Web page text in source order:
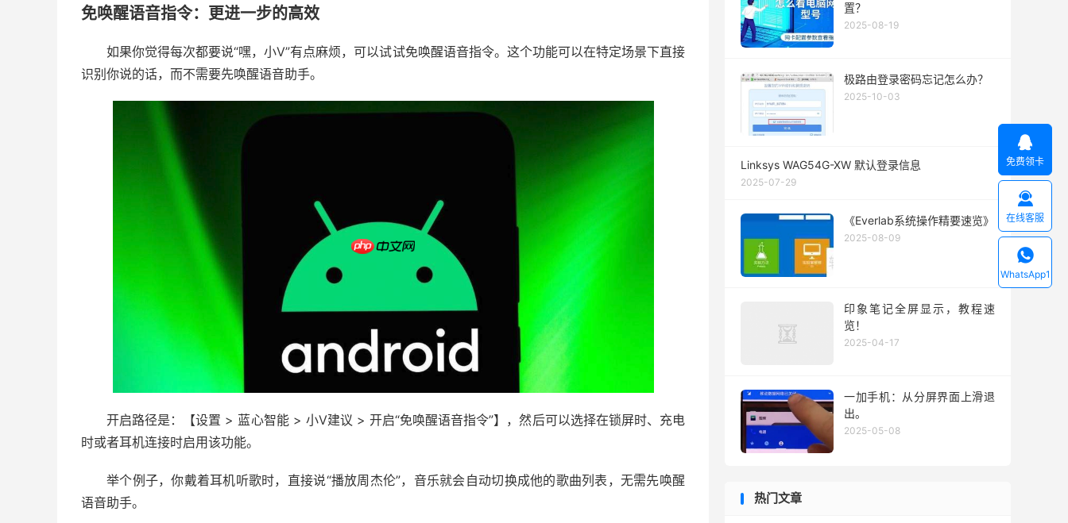
免唤醒语音指令：更进一步的高效
如果你觉得每次都要说“嘿，小V”有点麻烦，可以试试免唤醒语音指令。这个功能可以在特定场景下直接
识别你说的话，而不需要先唤醒语音助手。
开启路径是：【设置 > 蓝心智能 > 小V建议 > 开启“免唤醒语音指令”】，然后可以选择在锁屏时、充电
时或者耳机连接时启用该功能。
举个例子，你戴着耳机听歌时，直接说“播放周杰伦”，音乐就会自动切换成他的歌曲列表，无需先唤醒
语音助手。
置？
2025-08-19
极路由登录密码忘记怎么办？
2025-10-03
Linksys WAG54G-XW 默认登录信息
2025-07-29
《Everlab系统操作精要速览》
2025-08-09
印象笔记全屏显示，教程速
览！
2025-04-17
一加手机：从分屏界面上滑退
出。
2025-05-08
热门文章

免费领卡

在线客服

WhatsApp1